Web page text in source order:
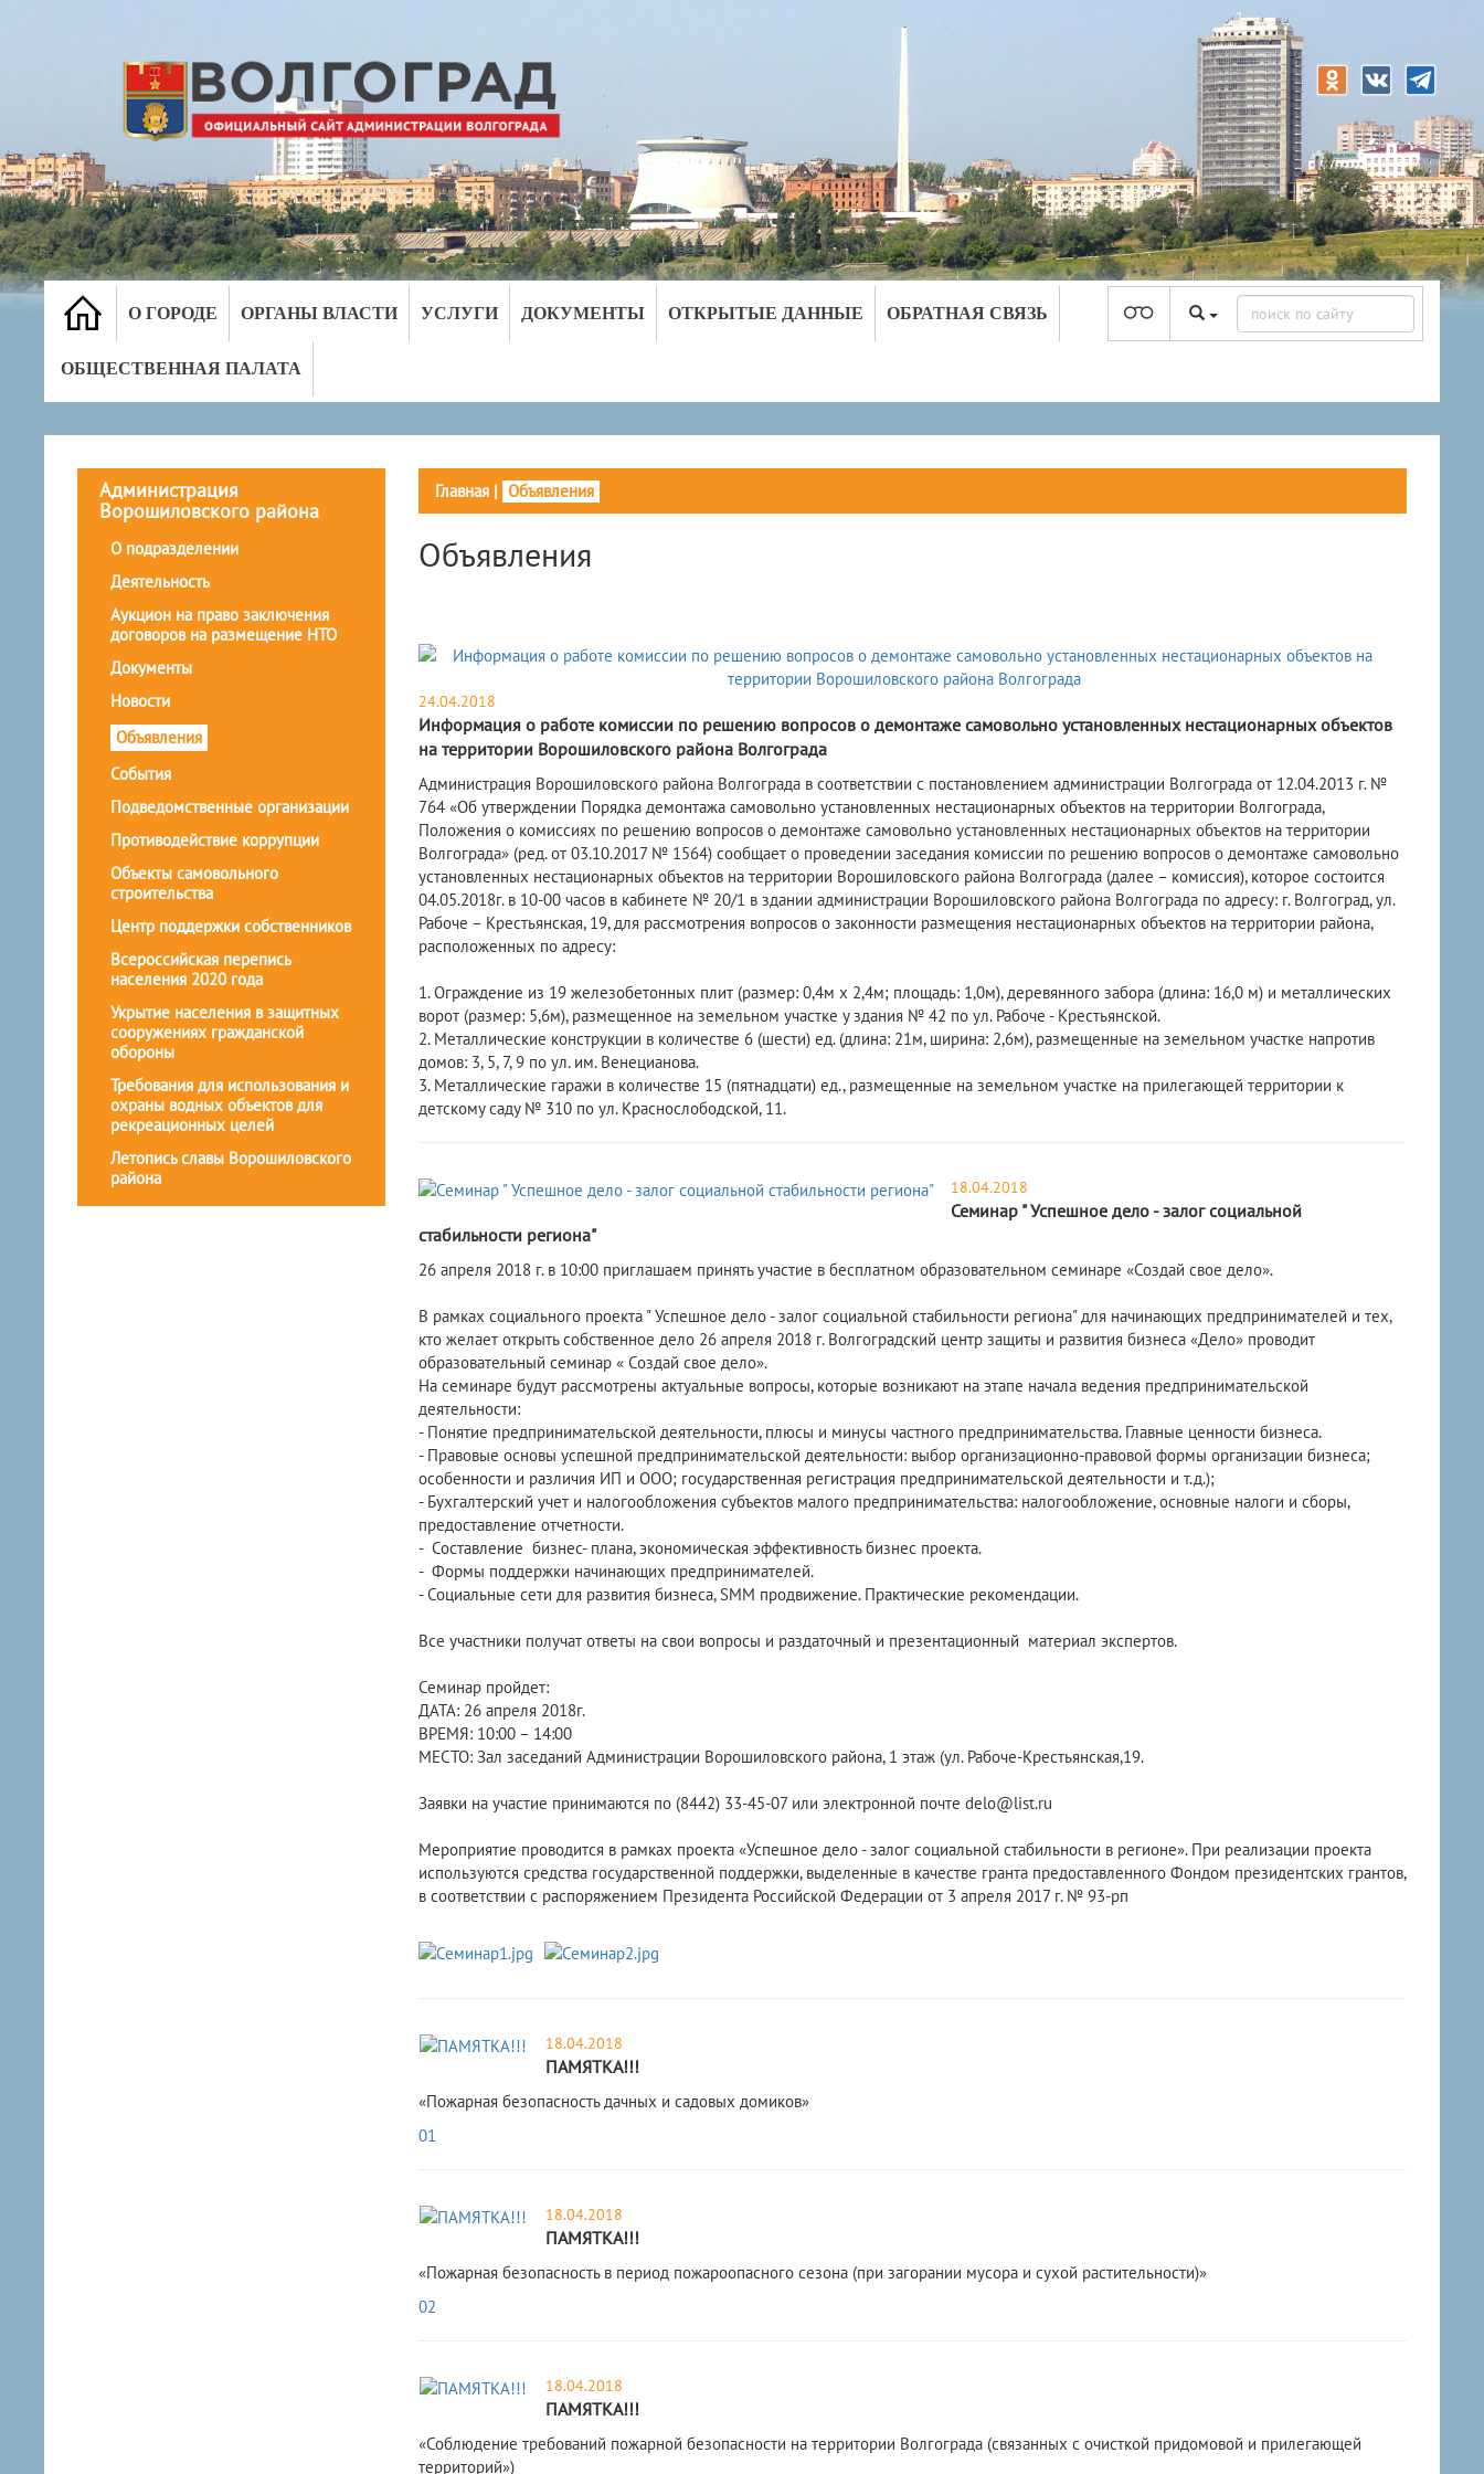
О ГОРОДЕ ОРГАНЫ ВЛАСТИ УСЛУГИ ДОКУМЕНТЫ ОТКРЫТЫЕ ДАННЫЕ ОБРАТНАЯ СВЯЗЬ
ОБЩЕСТВЕННАЯ ПАЛАТА
Администрация
Ворошиловского района
О подразделении
Деятельность
Аукцион на право заключения
договоров на размещение НТО
Документы
Новости
Объявления
События
Подведомственные организации
Противодействие коррупции
Объекты самовольного
строительства
Центр поддержки собственников
Всероссийская перепись
населения 2020 года
Укрытие населения в защитных
сооружениях гражданской
обороны
Требования для использования и
охраны водных объектов для
рекреационных целей
Летопись славы Ворошиловского
района
Главная| Объявления
Объявления
24.04.2018
Информация о работе комиссии по решению вопросов о демонтаже самовольно установленных нестационарных объектов
на территории Ворошиловского района Волгограда
Администрация Ворошиловского района Волгограда в соответствии с постановлением администрации Волгограда от 12.04.2013 г. №
764 «Об утверждении Порядка демонтажа самовольно установленных нестационарных объектов на территории Волгограда,
Положения о комиссиях по решению вопросов о демонтаже самовольно установленных нестационарных объектов на территории
Волгограда» (ред. от 03.10.2017 № 1564) сообщает о проведении заседания комиссии по решению вопросов о демонтаже самовольно
установленных нестационарных объектов на территории Ворошиловского района Волгограда (далее – комиссия), которое состоится
04.05.2018г. в 10-00 часов в кабинете № 20/1 в здании администрации Ворошиловского района Волгограда по адресу: г. Волгоград, ул.
Рабоче – Крестьянская, 19, для рассмотрения вопросов о законности размещения нестационарных объектов на территории района,
расположенных по адресу:
1. Ограждение из 19 железобетонных плит (размер: 0,4м х 2,4м; площадь: 1,0м), деревянного забора (длина: 16,0 м) и металлических
ворот (размер: 5,6м), размещенное на земельном участке у здания № 42 по ул. Рабоче - Крестьянской.
2. Металлические конструкции в количестве 6 (шести) ед. (длина: 21м, ширина: 2,6м), размещенные на земельном участке напротив
домов: 3, 5, 7, 9 по ул. им. Венецианова.
3. Металлические гаражи в количестве 15 (пятнадцати) ед., размещенные на земельном участке на прилегающей территории к
детскому саду № 310 по ул. Краснослободской, 11.
18.04.2018
Семинар " Успешное дело - залог социальной
стабильности региона"
26 апреля 2018 г. в 10:00 приглашаем принять участие в бесплатном образовательном семинаре «Создай свое дело».
В рамках социального проекта " Успешное дело - залог социальной стабильности региона" для начинающих предпринимателей и тех,
кто желает открыть собственное дело 26 апреля 2018 г. Волгоградский центр защиты и развития бизнеса «Дело» проводит
образовательный семинар « Создай свое дело».
На семинаре будут рассмотрены актуальные вопросы, которые возникают на этапе начала ведения предпринимательской
деятельности:
- Понятие предпринимательской деятельности, плюсы и минусы частного предпринимательства. Главные ценности бизнеса.
- Правовые основы успешной предпринимательской деятельности: выбор организационно-правовой формы организации бизнеса;
особенности и различия ИП и ООО; государственная регистрация предпринимательской деятельности и т.д.);
- Бухгалтерский учет и налогообложения субъектов малого предпринимательства: налогообложение, основные налоги и сборы,
предоставление отчетности.
- Составление бизнес- плана, экономическая эффективность бизнес проекта.
- Формы поддержки начинающих предпринимателей.
- Социальные сети для развития бизнеса, SMM продвижение. Практические рекомендации.
Все участники получат ответы на свои вопросы и раздаточный и презентационный материал экспертов.
Семинар пройдет:
ДАТА: 26 апреля 2018г.
ВРЕМЯ: 10:00 – 14:00
МЕСТО: Зал заседаний Администрации Ворошиловского района, 1 этаж (ул. Рабоче-Крестьянская,19.
Заявки на участие принимаются по (8442) 33-45-07 или электронной почте delo@list.ru
Мероприятие проводится в рамках проекта «Успешное дело - залог социальной стабильности в регионе». При реализации проекта
используются средства государственной поддержки, выделенные в качестве гранта предоставленного Фондом президентских грантов,
в соответствии с распоряжением Президента Российской Федерации от 3 апреля 2017 г. № 93-рп
18.04.2018
ПАМЯТКА!!!
«Пожарная безопасность дачных и садовых домиков»
01
18.04.2018
ПАМЯТКА!!!
«Пожарная безопасность в период пожароопасного сезона (при загорании мусора и сухой растительности)»
02
18.04.2018
ПАМЯТКА!!!
«Соблюдение требований пожарной безопасности на территории Волгограда (связанных с очисткой придомовой и прилегающей
территорий»)